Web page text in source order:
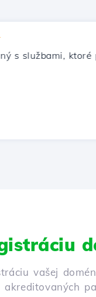
službami, ktoré
vašej
akreditovaných